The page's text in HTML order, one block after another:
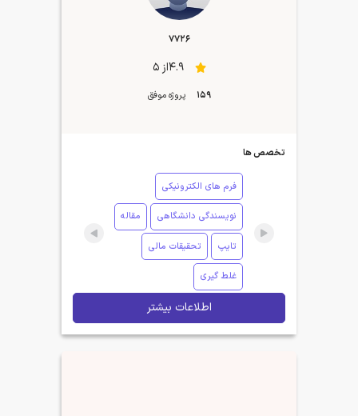
7726
4.9از 5
159 پروژه موفق
تخصص ها
فرم های الکترونیکی
نویسندگی دانشگاهی مقاله
تایپ تحقیقات مالی
غلط گیری
اطلاعات بیشتر